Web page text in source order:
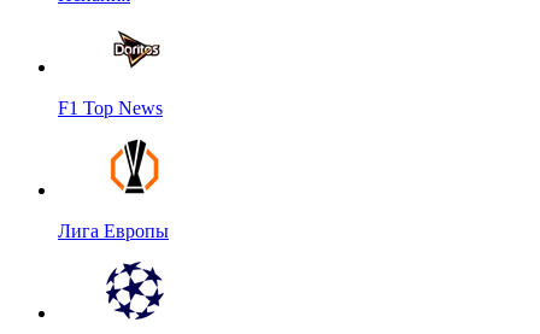
F1 Top News
Лига Европы